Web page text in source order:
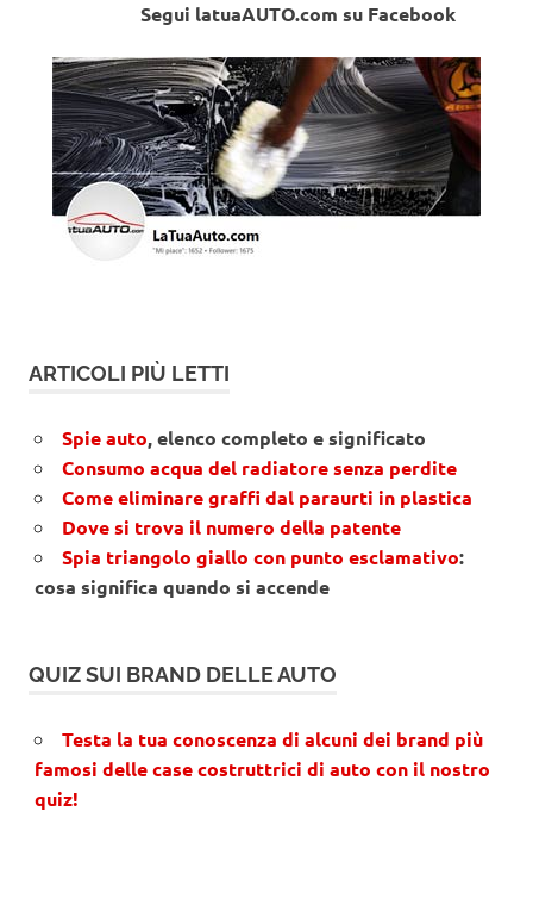
Segui latuaAUTO.com su Facebook
ARTICOLI PIÙ LETTI
Spie auto, elenco completo e significato
Consumo acqua del radiatore senza perdite
Come eliminare graffi dal paraurti in plastica
Dove si trova il numero della patente
Spia triangolo giallo con punto esclamativo:
cosa significa quando si accende
QUIZ SUI BRAND DELLE AUTO
Testa la tua conoscenza di alcuni dei brand più
famosi delle case costruttrici di auto con il nostro
quiz!